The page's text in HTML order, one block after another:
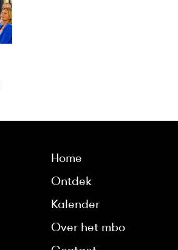
Home
Ontdek
Kalender
Over het mbo